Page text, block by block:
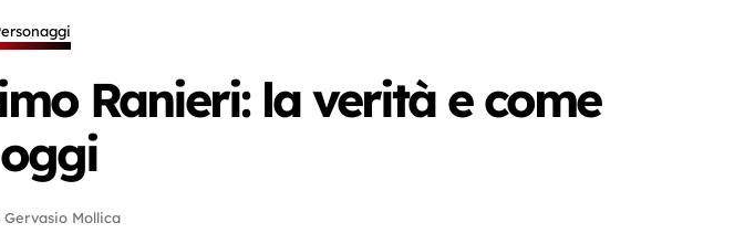
Ranieri: la verità e come
Gervasio Mollica